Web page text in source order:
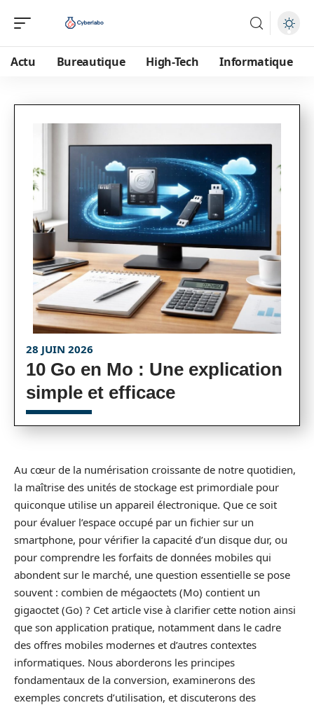
Actu Bureautique High-Tech Informatique
28 JUIN 2026
10 Go en Mo : Une explication
simple et efficace
Au cœur de la numérisation croissante de notre quotidien,
la maîtrise des unités de stockage est primordiale pour
quiconque utilise un appareil électronique. Que ce soit
pour évaluer l’espace occupé par un fichier sur un
smartphone, pour vérifier la capacité d’un disque dur, ou
pour comprendre les forfaits de données mobiles qui
abondent sur le marché, une question essentielle se pose
souvent : combien de mégaoctets (Mo) contient un
gigaoctet (Go) ? Cet article vise à clarifier cette notion ainsi
que son application pratique, notamment dans le cadre
des offres mobiles modernes et d’autres contextes
informatiques. Nous aborderons les principes
fondamentaux de la conversion, examinerons des
exemples concrets d’utilisation, et discuterons des